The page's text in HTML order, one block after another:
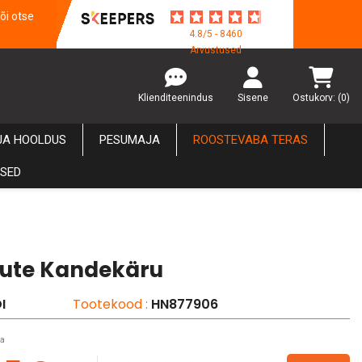
otse
4.8/5 - 8460
Arvustused
Klienditeenindus Sisene Ostukorv: (0)
HOOLDUS PESUMAJA ROOSTEVABA TERAS
Kandekäru
Tootekood : HN877906